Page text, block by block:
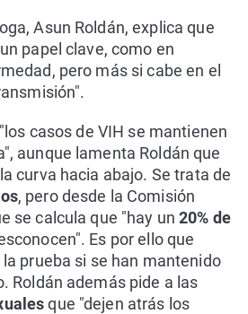
Asun Roldán, explica que
papel clave, como en
pero más si cabe en el
casos de VIH se mantienen
aunque lamenta Roldán que
curva hacia abajo. Se trata de
, pero desde la Comisión
se calcula que "hay un20% de
Es por ello que
prueba si se han mantenido
Roldán además pide a las
que "dejen atrás los